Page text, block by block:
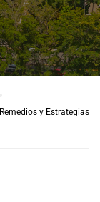
y Estrategias